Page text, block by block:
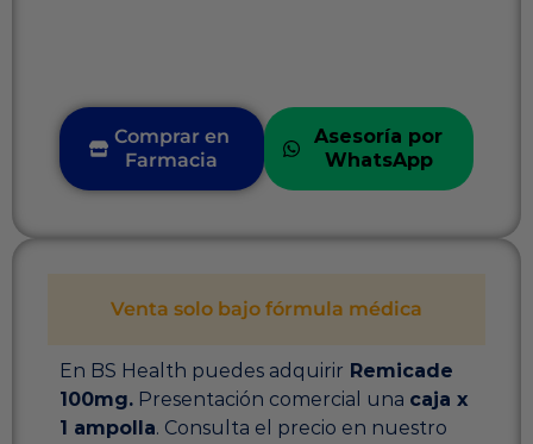
Comprar en
Farmacia
Asesoría por
WhatsApp
Venta solo bajo fórmula médica
En BS Health puedes adquirir Remicade
100mg. Presentación comercial una caja x
1 ampolla. Consulta el precio en nuestro